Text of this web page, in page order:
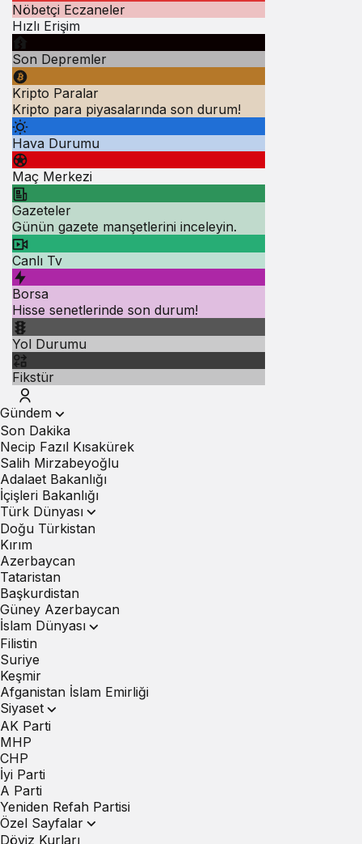
Nöbetçi Eczaneler
Hızlı Erişim
Son Depremler
Kripto Paralar
Kripto para piyasalarında son durum!
Hava Durumu
Maç Merkezi
Gazeteler
Günün gazete manşetlerini inceleyin.
Canlı Tv
Borsa
Hisse senetlerinde son durum!
Yol Durumu
Fikstür
Gündem
Son Dakika
Necip Fazıl Kısakürek
Salih Mirzabeyoğlu
Adalaet Bakanlığı
İçişleri Bakanlığı
Türk Dünyası
Doğu Türkistan
Kırım
Azerbaycan
Tataristan
Başkurdistan
Güney Azerbaycan
İslam Dünyası
Filistin
Suriye
Keşmir
Afganistan İslam Emirliği
Siyaset
AK Parti
MHP
CHP
İyi Parti
A Parti
Yeniden Refah Partisi
Özel Sayfalar
Döviz Kurları